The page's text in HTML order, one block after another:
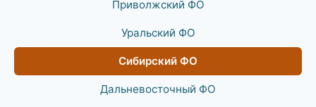
Приволжский ФО
Уральский ФО
Сибирский ФО
Дальневосточный ФО